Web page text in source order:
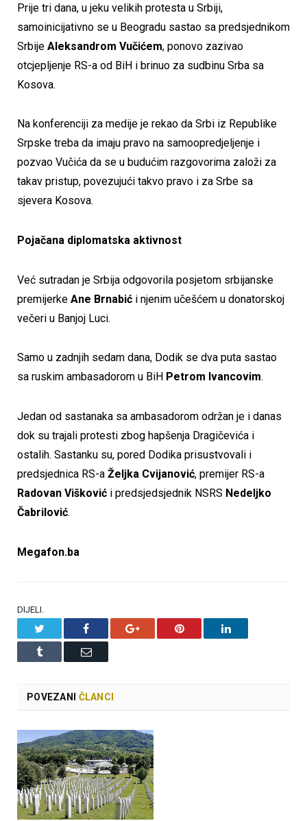
Prije tri dana, u jeku velikih protesta u Srbiji,
samoinicijativno se u Beogradu sastao sa predsjednikom
Srbije Aleksandrom Vučićem, ponovo zazivao
otcjepljenje RS-a od BiH i brinuo za sudbinu Srba sa
Kosova.
Na konferenciji za medije je rekao da Srbi iz Republike
Srpske treba da imaju pravo na samoopredjeljenje i
pozvao Vučića da se u budućim razgovorima založi za
takav pristup, povezujući takvo pravo i za Srbe sa
sjevera Kosova.
Pojačana diplomatska aktivnost
Već sutradan je Srbija odgovorila posjetom srbijanske
premijerke Ane Brnabić i njenim učešćem u donatorskoj
večeri u Banjoj Luci.
Samo u zadnjih sedam dana, Dodik se dva puta sastao
sa ruskim ambasadorom u BiH Petrom Ivancovim.
Jedan od sastanaka sa ambasadorom održan je i danas
dok su trajali protesti zbog hapšenja Dragičevića i
ostalih. Sastanku su, pored Dodika prisustvovali i
predsjednica RS-a Željka Cvijanović, premijer RS-a
Radovan Višković i predsjedsjednik NSRS Nedeljko
Čabrilović.
Megafon.ba
DIJELI.
Facebook Google+ Pinterest LinkedIn
Tumblr Email
POVEZANI ČLANCI